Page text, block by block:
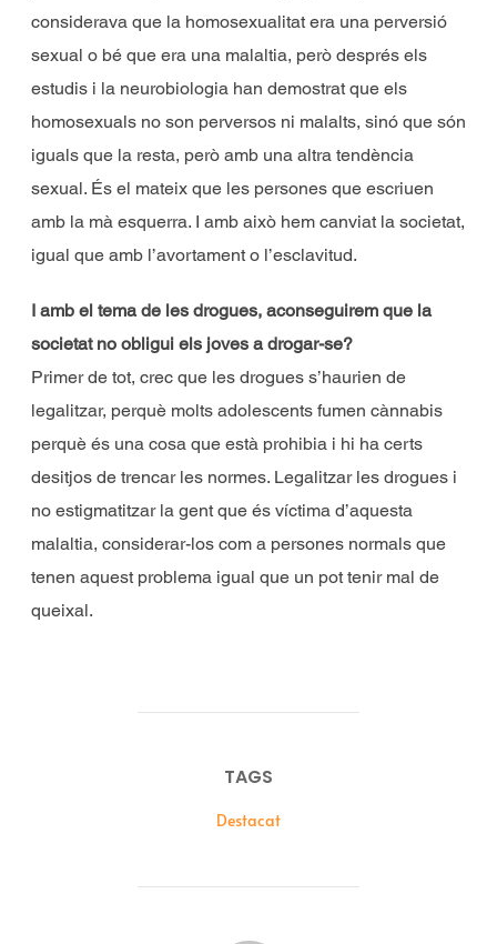
considerava que la homosexualitat era una perversió
sexual o bé que era una malaltia, però després els
estudis i la neurobiologia han demostrat que els
homosexuals no son perversos ni malalts, sinó que són
iguals que la resta, però amb una altra tendència
sexual. És el mateix que les persones que escriuen
amb la mà esquerra. I amb això hem canviat la societat,
igual que amb l’avortament o l’esclavitud.
I amb el tema de les drogues, aconseguirem que la
societat no obligui els joves a drogar-se?
Primer de tot, crec que les drogues s’haurien de
legalitzar, perquè molts adolescents fumen cànnabis
perquè és una cosa que està prohibia i hi ha certs
desitjos de trencar les normes. Legalitzar les drogues i
no estigmatitzar la gent que és víctima d’aquesta
malaltia, considerar-los com a persones normals que
tenen aquest problema igual que un pot tenir mal de
queixal.
TAGS
Destacat